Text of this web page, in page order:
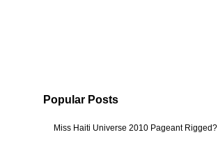
Popular Posts
Miss Haiti Universe 2010 Pageant Rigged?